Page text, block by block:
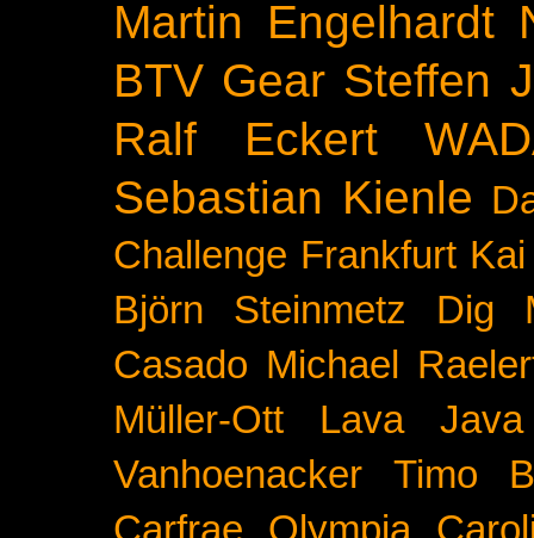
Martin Engelhardt
BTV Gear Steffen
Ralf Eckert
Sebastian Kienle
Challenge Frankfurt
Björn Steinmetz
Dig
Casado Michael
Müller-Ott
Lava Java
Vanhoenacker
Timo
Carfrae
Olympia